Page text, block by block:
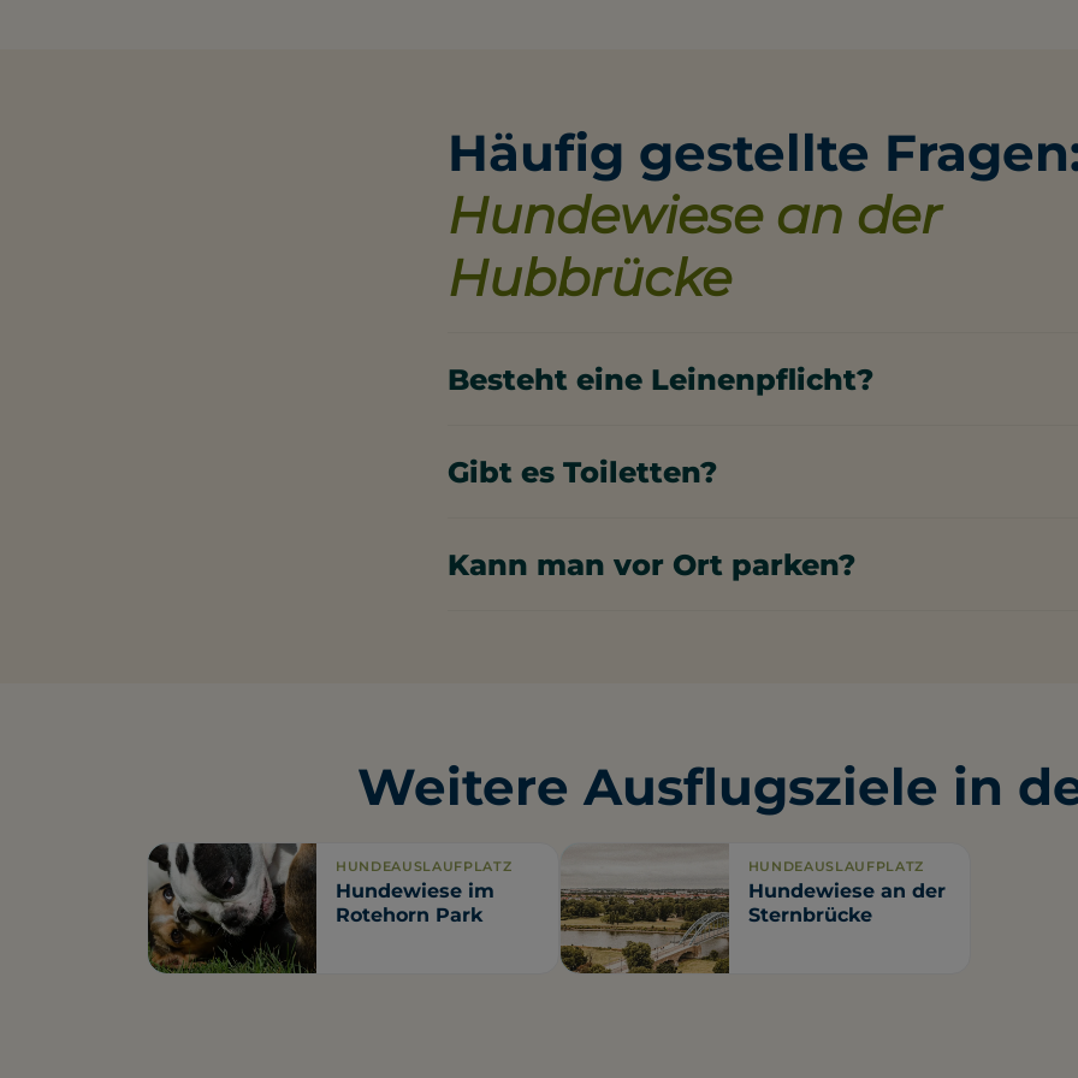
Häufig gestellte
Hundewiese an der
Hubbrücke
Besteht eine Leinenpflicht?
Gibt es Toiletten?
Kann man vor Ort parken?
Weitere Ausflugsziele in
HUNDEAUSLAUFPLATZ
Hundewiese im
Rotehorn Park
HUNDEAUSLAUFPLATZ
Hundewiese an der
Sternbrücke